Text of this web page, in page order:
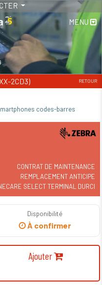
MENU
2CD3) RETOUR
codes-barres
CONTRAT DE MAINTENANCE
REMPLACEMENT ANTICIPE
SELECT TERMINAL DURCI
Disponibilité
À confirmer
Ajouter